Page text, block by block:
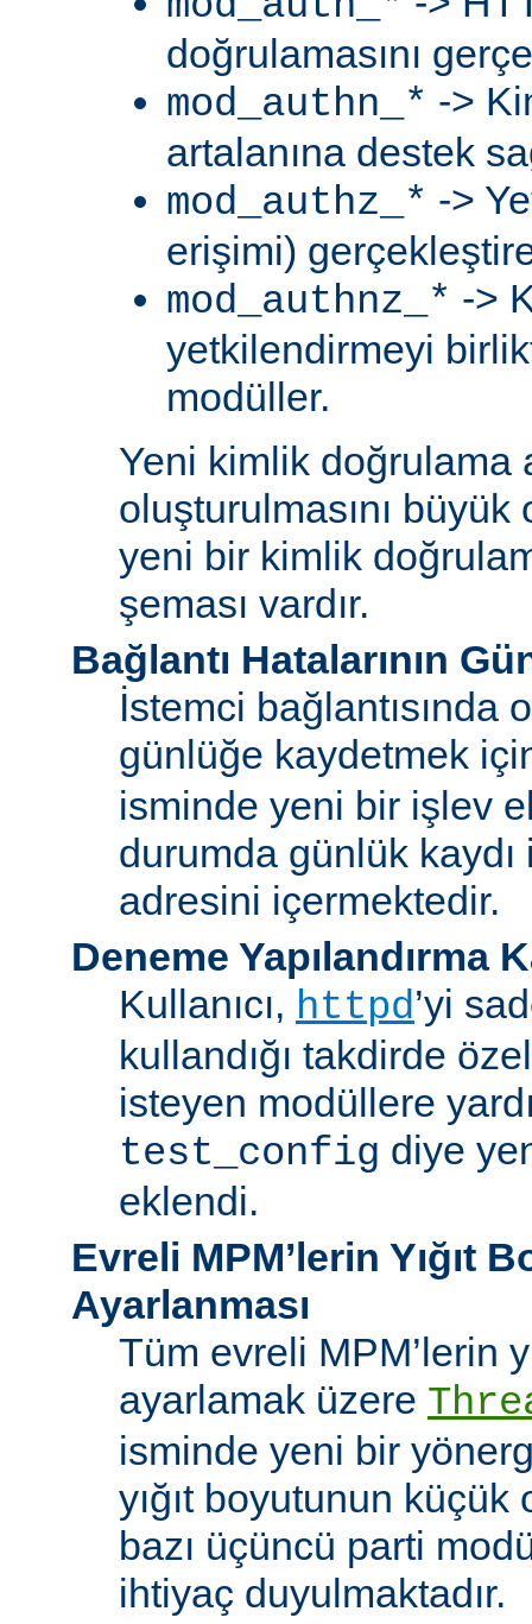
doğrulamasını
mod_authn_* ->
artalanına destek
mod_authz_* ->
erişimi)
mod_authnz_* ->
yetkilendirmeyi
modüller.
Yeni kimlik doğrulama
oluşturulmasını
yeni bir kimlik
şeması vardır.
Bağlantı Hatalarının
İstemci bağlantısında
günlüğe kaydetmek
isminde yeni bir işlev
durumda günlük
adresini içermektedir.
Deneme Yapılandırma
Kullanıcı, httpd’yi
kullandığı takdirde
isteyen modüllere
test_config diye
eklendi.
Evreli MPM’lerin Yığıt
Ayarlanması
Tüm evreli MPM’lerin
ayarlamak üzere
isminde yeni bir
yığıt boyutunun
bazı üçüncü parti
ihtiyaç duyulmaktadır.